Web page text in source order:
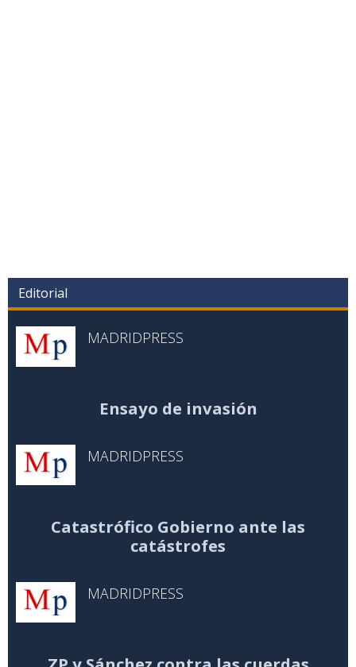
Editorial
MADRIDPRESS
Ensayo de invasión
MADRIDPRESS
Catastrófico Gobierno ante las
catástrofes
MADRIDPRESS